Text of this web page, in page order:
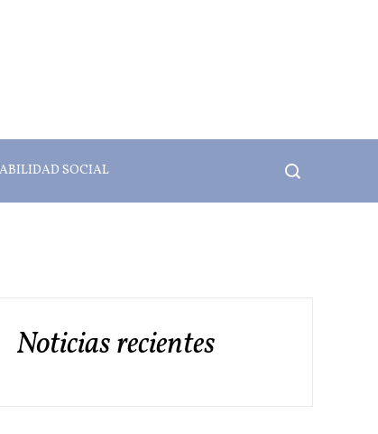
SOCIAL
Noticias recientes